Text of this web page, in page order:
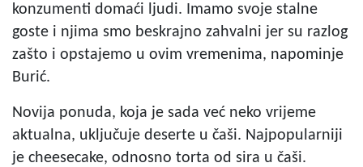
konzumenti domaći ljudi. Imamo svoje stalne
goste i njima smo beskrajno zahvalni jer su razlog
zašto i opstajemo u ovim vremenima, napominje
Burić.
Novija ponuda, koja je sada već neko vrijeme
aktualna, uključuje deserte u čaši. Najpopularniji
je cheesecake, odnosno torta od sira u čaši.